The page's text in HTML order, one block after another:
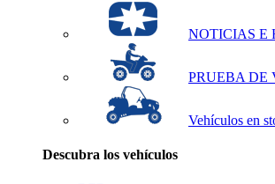
NOTICIAS E
PRUEBA DE
Vehículos en
Descubra los vehículos